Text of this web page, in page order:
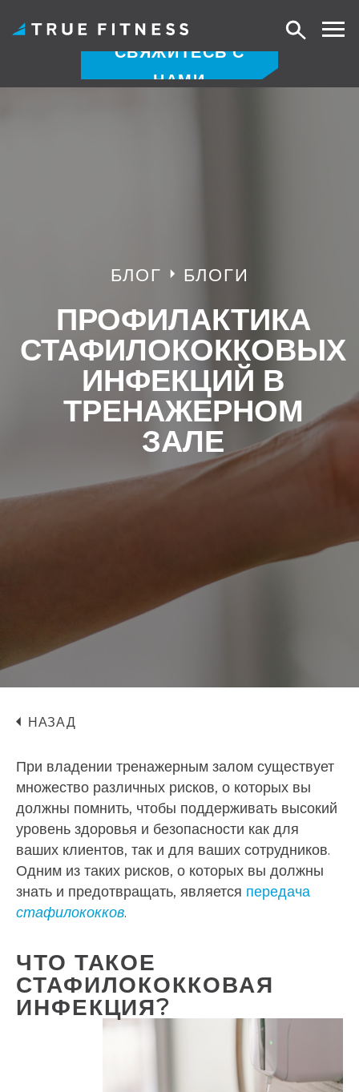
СВЯЖИТЕСЬ С
НАМИ
Поиск
БЛОГ БЛОГИ
ПРОФИЛАКТИКА
СТАФИЛОКОККОВЫХ
ИНФЕКЦИЙ В
ТРЕНАЖЕРНОМ
ЗАЛЕ
НАЗАД
При владении тренажерным залом существует
множество различных рисков, о которых вы
должны помнить, чтобы поддерживать высокий
уровень здоровья и безопасности как для
ваших клиентов, так и для ваших сотрудников.
Одним из таких рисков, о которых вы должны
знать и предотвращать, является передача
стафилококков.
ЧТО ТАКОЕ
СТАФИЛОКОККОВАЯ
ИНФЕКЦИЯ?